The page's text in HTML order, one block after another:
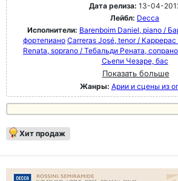
Дата релиза: 13-04-
Лейбл: Decca
Исполнители: Barenboim Daniel, piano /
фортепиано Carreras José, tenor /
Renata, soprano / Тебальди Рената, сопрано
Сьепи Чезаре, бас
Показать больше
Жанры: Арии и сцены из
Хит продаж